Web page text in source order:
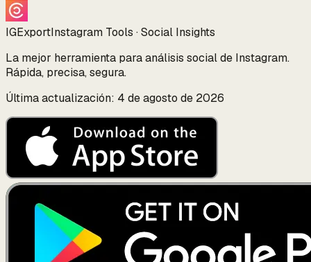
IGExportInstagram Tools · Social Insights
La mejor herramienta para análisis social de Instagram.
Rápida, precisa, segura.
Última actualización: 4 de agosto de 2026